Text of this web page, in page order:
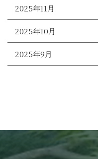
2025年11月
2025年10月
2025年9月